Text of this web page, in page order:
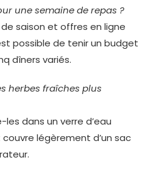
une semaine de repas ?
saison et offres en ligne
possible de tenir un budget
dîners variés.
herbes fraîches plus
dans un verre d’eau
légèrement d’un sac